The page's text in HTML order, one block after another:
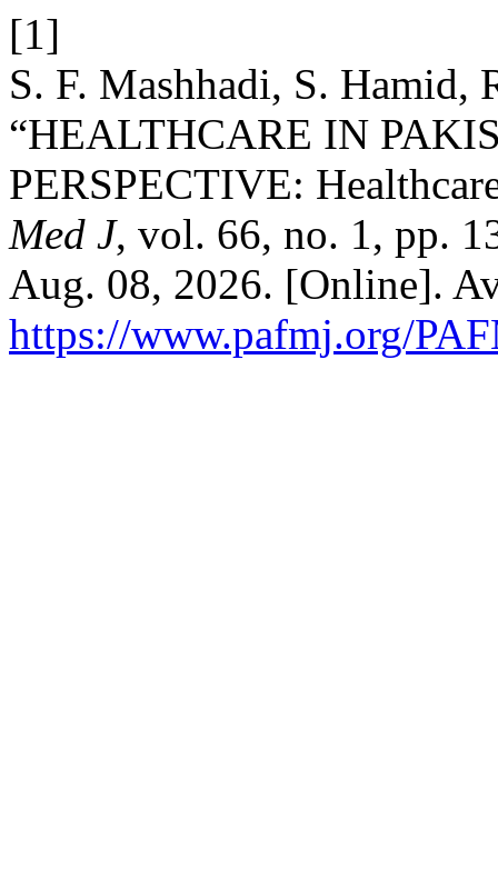
[1]
S. F. Mashhadi, S. Hamid,
“HEALTHCARE IN
PERSPECTIVE:
Med J, vol. 66, no. 1, pp.
Aug. 08, 2026. [Online].
https://www.pafmj.org/